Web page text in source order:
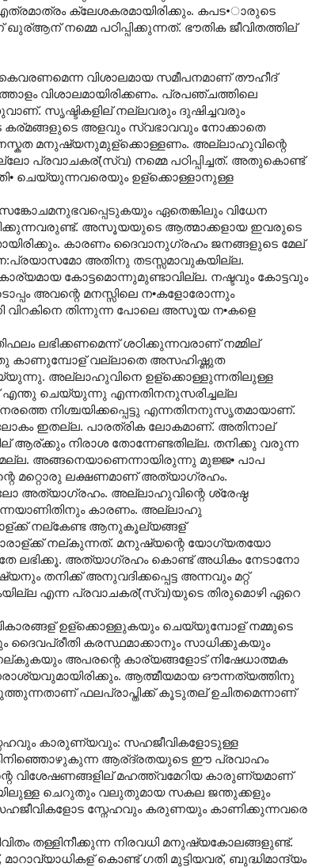
ക്ലേശകരമായിരിക്കും. കപട•ാരുടെ
ഖുര്ആന് നമ്മെ പഠിപ്പിക്കുന്നത്. ഭൗതിക ജീവിതത്തില്
വിശാലമായ സമീപനമാണ് തൗഹീദ്
വിശാലമായിരിക്കണം. പ്രപഞ്ചത്തിലെ
സൃഷ്ടികളില് നല്ലവരും ദുഷിച്ചവരും
അളവും സ്വഭാവവും നോക്കാതെ
മനുഷ്യനുമുള്ക്കൊള്ളണം. അല്ലാഹുവിന്റെ
പ്രവാചകര്(സ്വ) നമ്മെ പഠിപ്പിച്ചത്. അതുകൊണ്ട്
തി• ചെയ്യുന്നവരെയും ഉള്ക്കൊള്ളാനുള്ള
ഏതെങ്കിലും വിധേന
അസൂയയുടെ ആത്മാക്കളായ ഇവരുടെ
കാരണം ദൈവാനുഗ്രഹം ജനങ്ങളുടെ മേല്
അതിനു തടസ്സമാവുകയില്ല.
കോട്ടമൊന്നുമുണ്ടാവില്ല. നഷ്ടവും കോട്ടവും
അവന്റെ മനസ്സിലെ ന•കളോരോന്നും
വിറകിനെ തിന്നുന്ന പോലെ അസൂയ ന•കളെ
ലഭിക്കണമെന്ന് ശഠിക്കുന്നവരാണ് നമ്മില്
കാണുമ്പോള് വല്ലാതെ അസഹിഷ്ണുത
അല്ലാഹുവിനെ ഉള്ക്കൊള്ളുന്നതിലുള്ള
ചെയ്യുന്നു എന്നതിനനുസരിച്ചല്ല
നിശ്ചയിക്കപ്പെട്ടു എന്നതിനനുസൃതമായാണ്.
ഇതല്ല. പാരത്രിക ലോകമാണ്. അതിനാല്
ആര്ക്കും നിരാശ തോന്നേണ്ടതില്ല. തനിക്കു വരുന്ന
അങ്ങനെയാണെന്നായിരുന്നു മുജ്ജ• പാപ
മറ്റൊരു ലക്ഷണമാണ് അത്യാഗ്രഹം.
അത്യാഗ്രഹം. അല്ലാഹുവിന്റെ ശ്രേഷ്ഠ
കാരണം. അല്ലാഹു
നല്കേണ്ട ആനുകൂല്യങ്ങള്
നല്കുന്നത്. മനുഷ്യന്റെ യോഗ്യതയോ
ലഭിക്കൂ. അത്യാഗ്രഹം കൊണ്ട് അധികം നേടാനോ
തനിക്ക് അനുവദിക്കപ്പെട്ട അന്നവും മറ്റ്
എന്ന പ്രവാചകര്(സ്വ)യുടെ തിരുമൊഴി ഏറെ
ഉള്ക്കൊള്ളുകയും ചെയ്യുമ്പോള് നമ്മുടെ
ദൈവപ്രീതി കരസ്ഥമാക്കാനും സാധിക്കുകയും
അപരന്റെ കാര്യങ്ങളോട് നിഷേധാത്മക
ആത്മീയമായ ഔന്നത്യത്തിനു
ഫലപ്രാപ്തിക്ക് കൂടുതല് ഉചിതമെന്നാണ്
കാരുണ്യവും: സഹജീവികളോടുള്ള
കിനിഞ്ഞൊഴുകുന്ന ആര്ദ്രതയുടെ ഈ പ്രവാഹം
വിശേഷണങ്ങളില് മഹത്ത്വമേറിയ കാരുണ്യമാണ്
ചെറുതും വലുതുമായ സകല ജന്തുക്കളും
സ്നേഹവും കരുണയും കാണിക്കുന്നവരെ
തള്ളിനീക്കുന്ന നിരവധി മനുഷ്യകോലങ്ങളുണ്ട്.
കൊണ്ട് ഗതി മുട്ടിയവര്, ബുദ്ധിമാന്ദ്യം